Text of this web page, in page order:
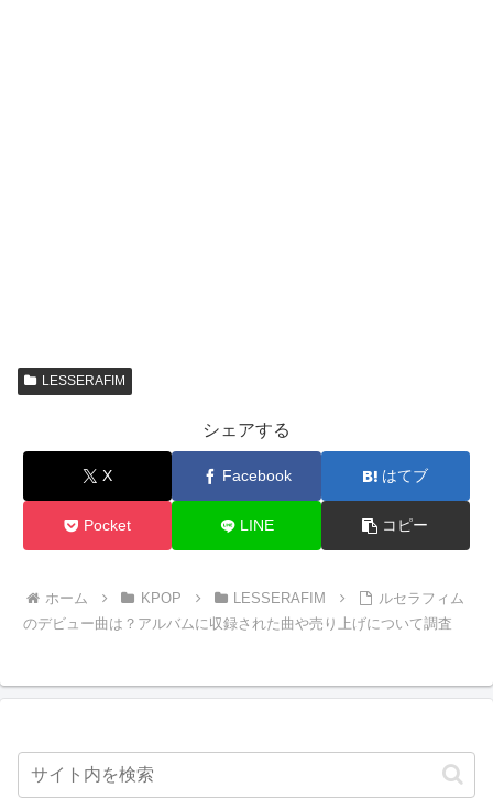
LESSERAFIM
シェアする
X Facebook はてブ
Pocket LINE コピー
ホーム KPOP LESSERAFIM
ルセラフィム
のデビュー曲は？アルバムに収録された曲や売り上げについて調査